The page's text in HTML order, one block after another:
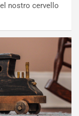
nostro cervello